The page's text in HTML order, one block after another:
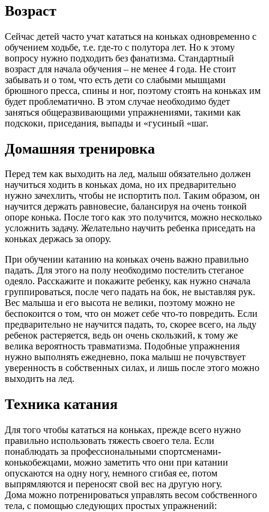
Возраст
Сейчас детей часто учат кататься на коньках одновременно с
обучением ходьбе, т.е. где-то с полутора лет. Но к этому
вопросу нужно подходить без фанатизма. Стандартный
возраст для начала обучения – не менее 4 года. Не стоит
забывать и о том, что есть дети со слабыми мышцами
брюшного пресса, спины и ног, поэтому стоять на коньках им
будет проблематично. В этом случае необходимо будет
заняться общеразвивающими упражнениями, такими как
подскоки, приседания, выпады и «гусиный «шаг.
Домашняя тренировка
Перед тем как выходить на лед, малыш обязательно должен
научиться ходить в коньках дома, но их предварительно
нужно зачехлить, чтобы не испортить пол. Таким образом, он
научится держать равновесие, балансируя на очень тонкой
опоре конька. После того как это получится, можно несколько
усложнить задачу. Желательно научить ребенка приседать на
коньках держась за опору.
При обучении катанию на коньках очень важно правильно
падать. Для этого на полу необходимо постелить стеганое
одеяло. Расскажите и покажите ребенку, как нужно сначала
группироваться, после чего падать на бок, не выставляя рук.
Вес малыша и его высота не велики, поэтому можно не
беспокоится о том, что он может себе что-то повредить. Если
предварительно не научится падать, то, скорее всего, на льду
ребенок растеряется, ведь он очень скользкий, к тому же
велика вероятность травматизма. Подобные упражнения
нужно выполнять ежедневно, пока малыш не почувствует
уверенность в собственных силах, и лишь после этого можно
выходить на лед.
Техника катания
Для того чтобы кататься на коньках, прежде всего нужно
правильно использовать тяжесть своего тела. Если
понаблюдать за профессиональными спортсменами-
конькобежцами, можно заметить что они при катании
опускаются на одну ногу, немного сгибая ее, потом
выпрямляются и переносят свой вес на другую ногу.
Дома можно потренироваться управлять весом собственного
тела, с помощью следующих простых упражнений: